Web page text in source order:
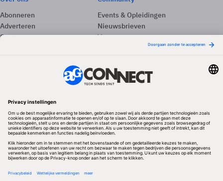
Abonneren
Adverteren
Contact
Events & Opleidingen
Nieuwsbrieven
Vacatures
Redactionele partner